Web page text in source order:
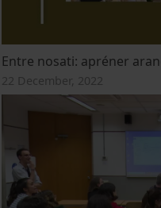
Entre nosati: apréner
22 December, 2022